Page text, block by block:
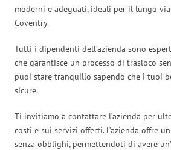
moderni e adeguati, ideali per il lungo
Coventry.
Tutti i dipendenti dell’azienda sono
che garantisce un processo di trasloco
puoi stare tranquillo sapendo che i tuoi
sicure.
Ti invitiamo a contattare l’azienda per
costi e sui servizi offerti. L’azienda offre
senza obblighi, permettendoti di avere